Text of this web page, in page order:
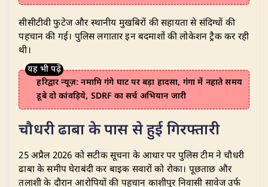
​सीसीटीवी फुटेज और स्थानीय मुखबिरों की सहायता से संदिग्धों की
पहचान की गई। पुलिस लगातार इन बदमाशों की लोकेशन ट्रैक कर रही
थी।
हरिद्वार न्यूज़: नमामि गंगे घाट पर बड़ा हादसा, गंगा में नहाते समय
डूबे दो कांवड़िये, SDRF का सर्च अभियान जारी
​चौधरी ढाबा के पास से हुई गिरफ्तारी
​25 अप्रैल 2026 को सटीक सूचना के आधार पर पुलिस टीम ने चौधरी
ढाबा के समीप घेराबंदी कर बाइक सवारों को रोका। पूछताछ और
तलाशी के दौरान आरोपियों की पहचान काशीपुर निवासी सावेज उर्फ